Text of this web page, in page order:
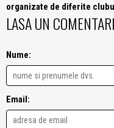
organizate de diferite
LASA UN
Nume:
Email: